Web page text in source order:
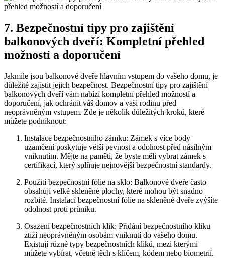
7. Bezpečnostní tipy pro zajištění
balkonových dveří: Kompletní přehled
možností a doporučení
Jakmile jsou balkonové dveře hlavním vstupem do vašeho domu, je
důležité zajistit jejich bezpečnost. Bezpečnostní tipy pro zajištění
balkonových dveří vám nabízí kompletní přehled možností a
doporučení, jak ochránit váš domov a vaši rodinu před
neoprávněným vstupem. Zde je několik důležitých kroků, které
můžete podniknout:
Instalace bezpečnostního zámku: Zámek s více body
uzamčení poskytuje větší pevnost a odolnost před násilným
vniknutím. Mějte na paměti, že byste měli vybrat zámek s
certifikací, který splňuje nejnovější bezpečnostní standardy.
Použití bezpečnostní fólie na sklo: Balkonové dveře často
obsahují velké skleněné plochy, které mohou být snadno
rozbité. Instalací bezpečnostní fólie na skleněné dveře zvýšíte
odolnost proti průniku.
Osazení bezpečnostních klik: Přidání bezpečnostního kliku
ztíží neoprávněným osobám vniknutí do vašeho domu.
Existují různé typy bezpečnostních kliků, mezi kterými
můžete vybírat, včetně těch s klíčem, kódem nebo biometrií.